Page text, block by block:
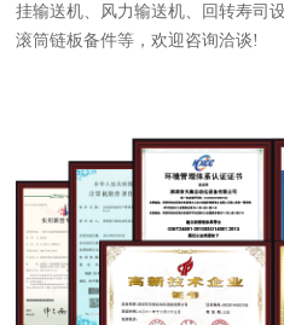
挂输送机、风力输送机、回转寿司
滚筒链板备件等，欢迎咨询洽谈!